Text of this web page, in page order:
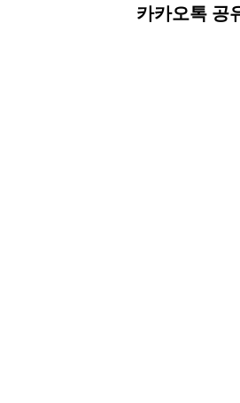
카카오톡 공